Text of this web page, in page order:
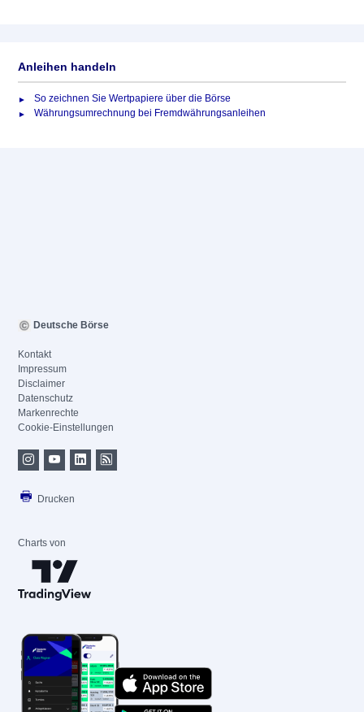
Anleihen handeln
So zeichnen Sie Wertpapiere über die Börse
Währungsumrechnung bei Fremdwährungsanleihen
Deutsche Börse
Kontakt
Impressum
Disclaimer
Datenschutz
Markenrechte
Cookie-Einstellungen
Drucken
Charts von